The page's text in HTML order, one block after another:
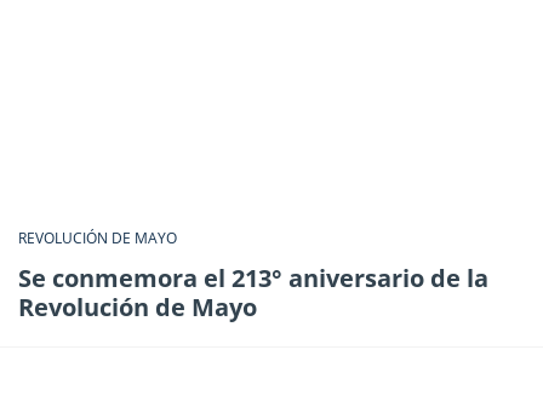
REVOLUCIÓN DE MAYO
Se conmemora el 213° aniversario de la
Revolución de Mayo